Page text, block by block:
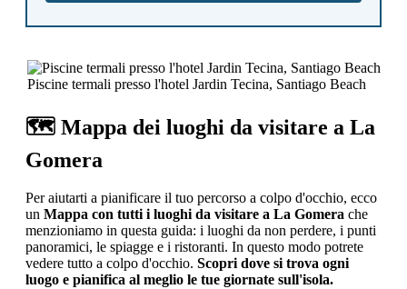
Piscine termali presso l'hotel Jardin Tecina, Santiago Beach
🗺️ Mappa dei luoghi da visitare a La
Gomera
Per aiutarti a pianificare il tuo percorso a colpo d'occhio, ecco
un Mappa con tutti i luoghi da visitare a La Gomera che
menzioniamo in questa guida: i luoghi da non perdere, i punti
panoramici, le spiagge e i ristoranti. In questo modo potrete
vedere tutto a colpo d'occhio. Scopri dove si trova ogni
luogo e pianifica al meglio le tue giornate sull'isola.